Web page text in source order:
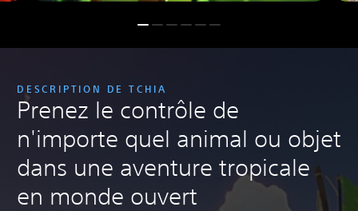
DESCRIPTION DE TCHIA
Prenez le contrôle de
n'importe quel animal ou objet
dans une aventure tropicale
en monde ouvert